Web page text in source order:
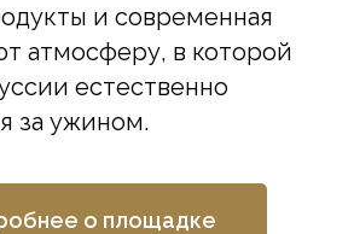
и современная
атмосферу, в которой
естественно
за ужином.
о площадке